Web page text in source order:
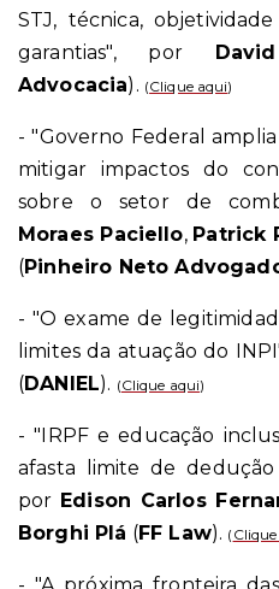
STJ, técnica,
garantias", por
Advocacia). (Clique aqui)
- "Governo Federal
mitigar impactos do
sobre o setor de
Moraes Paciello, Patrick
(Pinheiro Neto
- "O exame de
limites da atuação do
(DANIEL). (Clique aqui)
- "IRPF e educação
afasta limite de
por Edison Carlos
Borghi Plá (FF Law). (
- "A próxima fronteira